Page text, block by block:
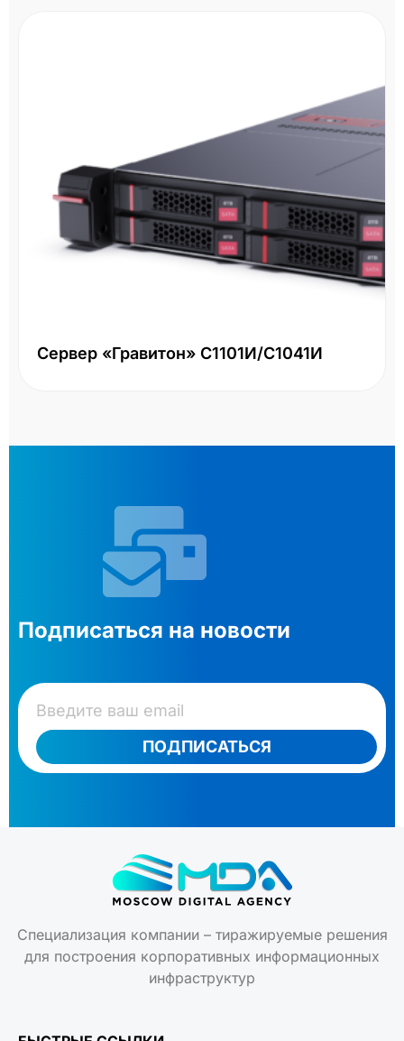
Сервер «Гравитон» С1101И/С1041И
Подписаться на новости
ПОДПИСАТЬСЯ
Специализация компании – тиражируемые решения
для построения корпоративных информационных
инфраструктур